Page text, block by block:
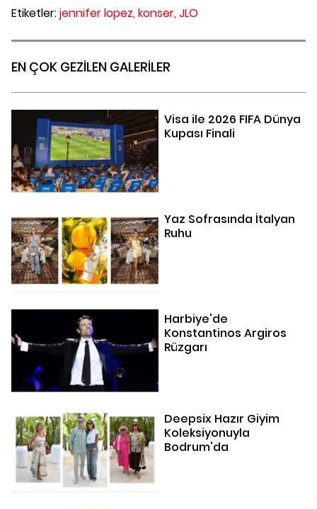
Etiketler:jennifer lopez,konser,JLO
EN ÇOK GEZİLEN GALERİLER
Visa ile 2026 FIFA Dünya
Kupası Finali
Yaz Sofrasında İtalyan
Ruhu
Harbiye'de
Konstantinos Argiros
Rüzgarı
Deepsix Hazır Giyim
Koleksiyonuyla
Bodrum'da